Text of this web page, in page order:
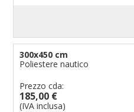
300x450 cm
Poliestere nautico
Prezzo cda:
185,00 €
(IVA inclusa)